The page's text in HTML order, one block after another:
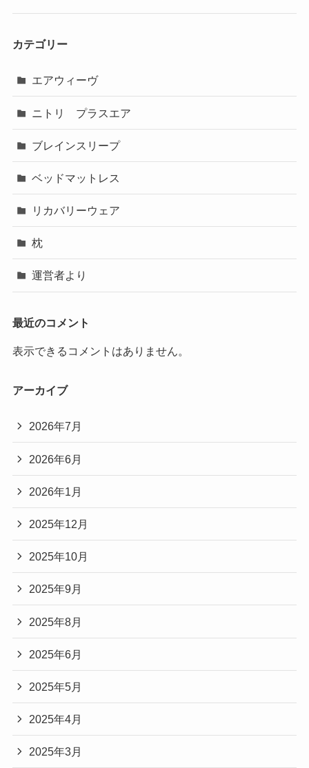
カテゴリー
エアウィーヴ
ニトリ プラスエア
ブレインスリープ
ベッドマットレス
リカバリーウェア
枕
運営者より
最近のコメント
表示できるコメントはありません。
アーカイブ
2026年7月
2026年6月
2026年1月
2025年12月
2025年10月
2025年9月
2025年8月
2025年6月
2025年5月
2025年4月
2025年3月